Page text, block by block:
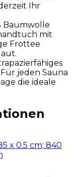
Ihr
Baumwolle
mit
Frottee
jeden Sauna
die ideale
x 0.5 cm; 840